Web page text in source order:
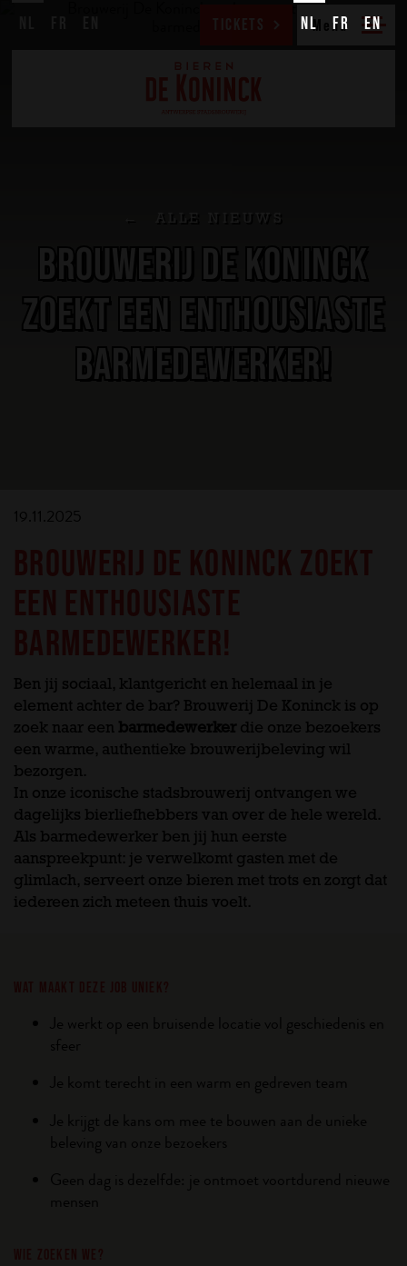
NL FR EN
ALLE NIEUWS
BROUWERIJ DE KONINCK
ZOEKT EEN ENTHOUSIASTE
BARMEDEWERKER!
19.11.2025
Ben jij sociaal, klantgericht en helemaal in je
element achter de bar? Brouwerij De Koninck is op
zoek naar een barmedewerker die onze bezoekers
een warme, authentieke brouwerijbeleving wil
bezorgen.
In onze iconische stadsbrouwerij ontvangen we
dagelijks bierliefhebbers van over de hele wereld.
Als barmedewerker ben jij hun eerste
aanspreekpunt: je verwelkomt gasten met de
glimlach, serveert onze bieren met trots en zorgt dat
iedereen zich meteen thuis voelt.
Je werkt op een bruisende locatie vol geschiedenis en
sfeer
Je komt terecht in een warm en gedreven team
Je krijgt de kans om mee te bouwen aan de unieke
beleving van onze bezoekers
Geen dag is dezelfde: je ontmoet voortdurend nieuwe
mensen